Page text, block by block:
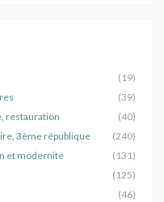
(19)
(39)
restauration
(40)
3ème république
(240)
et modernité
(131)
(125)
(46)